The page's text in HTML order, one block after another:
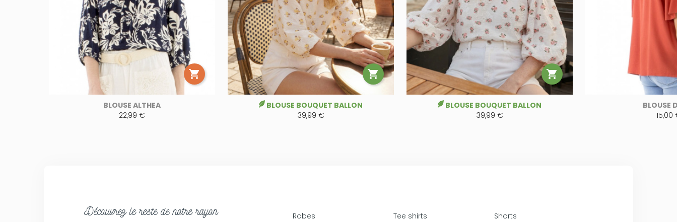

BLOUSE ALTHEA
22,99 €

BLOUSE BOUQUET BALLON
39,99 €

BLOUSE BOUQUET BALLON
39,99 €
BLOUSE
15,00
Découvrez le reste de notre rayon Robes Tee shirts Shorts